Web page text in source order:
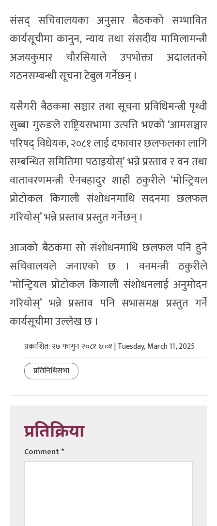
संसद् सचिवालयका अनुसार बैठकको सम्भावित
कार्यसूचीमा कानुन, न्याय तथा संसदीय मामिलामन्त्री
अजयकुमार चौरसियाले उपभोक्ता अदालतको
गठनसम्बन्धी सूचना टेबुल गर्नेछन् ।
यसैगरी बैठकमा सञ्चार तथा सूचना प्रविधिमन्त्री पृथ्वी
सुब्बा गुरुङले राष्ट्रियसभामा उत्पत्ति भएको ‘आमसञ्चार
परिषद् विधेयक, २०८१ लाई दफावार छलफलका लागि
सम्बन्धित समितिमा पठाइयोस्’ भन्ने प्रस्ताव र वन तथा
वातावरणमन्त्री ऐनबहादुर शाही ठकुरीले ‘मोन्ट्रियल
प्रोटोकल किगाली संशोधनमाथि सदनमा छलफल
गरियोस्’ भन्ने प्रस्ताव प्रस्तुत गर्नेछन् ।
आजको बैठकमा सो संशोधनमाथि छलफल पनि हुने
सचिवालयले जनाएको छ । वनमन्त्री ठकुरीले
‘मोन्ट्रियल प्रोटोकल किगाली संशोधनलाई अनुमोदन
गरियोस्’ भन्ने प्रस्ताव पनि सभासमक्ष प्रस्तुत गर्ने
कार्यसूचीमा उल्लेख छ ।
प्रकाशित: २७ फागुन २०८१ ७:०१ | Tuesday, March 11, 2025
प्रतिनिधिसभा
प्रतिक्रिया
Comment*